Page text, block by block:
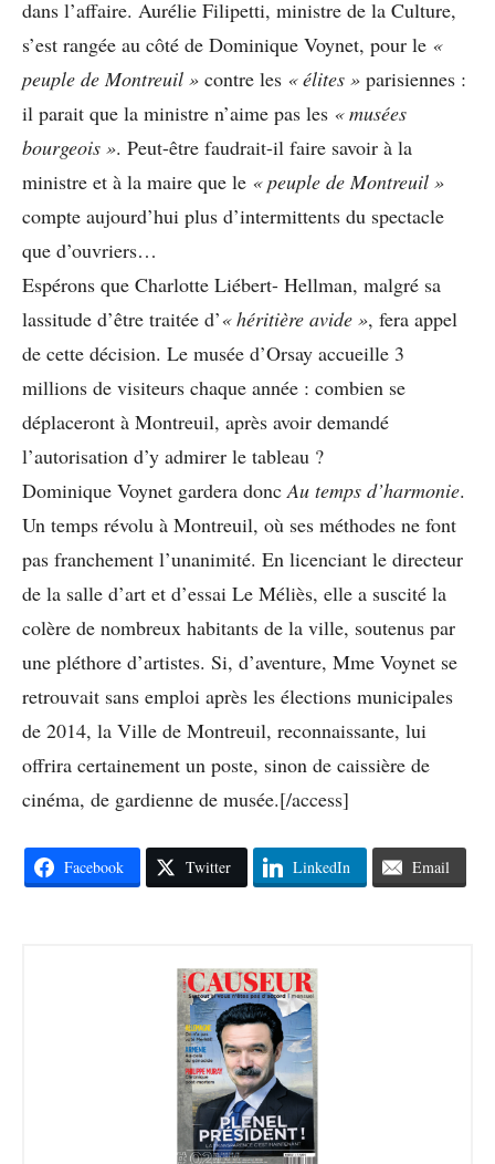
dans l’affaire. Aurélie Filipetti, ministre de la Culture,
s’est rangée au côté de Dominique Voynet, pour le «
peuple de Montreuil » contre les « élites » parisiennes :
il parait que la ministre n’aime pas les « musées
bourgeois ». Peut-être faudrait-il faire savoir à la
ministre et à la maire que le « peuple de Montreuil »
compte aujourd’hui plus d’intermittents du spectacle
que d’ouvriers…
Espérons que Charlotte Liébert- Hellman, malgré sa
lassitude d’être traitée d’« héritière avide », fera appel
de cette décision. Le musée d’Orsay accueille 3
millions de visiteurs chaque année : combien se
déplaceront à Montreuil, après avoir demandé
l’autorisation d’y admirer le tableau ?
Dominique Voynet gardera donc Au temps d’harmonie.
Un temps révolu à Montreuil, où ses méthodes ne font
pas franchement l’unanimité. En licenciant le directeur
de la salle d’art et d’essai Le Méliès, elle a suscité la
colère de nombreux habitants de la ville, soutenus par
une pléthore d’artistes. Si, d’aventure, Mme Voynet se
retrouvait sans emploi après les élections municipales
de 2014, la Ville de Montreuil, reconnaissante, lui
offrira certainement un poste, sinon de caissière de
cinéma, de gardienne de musée.[/access]
Facebook Twitter LinkedIn Email